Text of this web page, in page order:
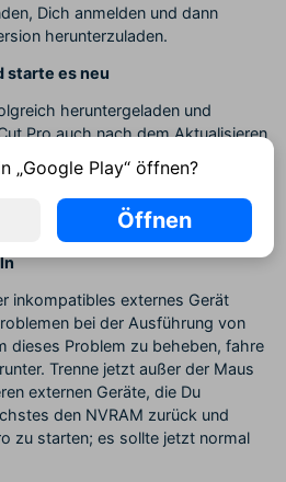
Dich anmelden und dann
herunterzuladen.
starte es neu
heruntergeladen und
Pro auch nach dem Aktualisieren
kannst, liegt wahrscheinlich eine
vor. Versuche zunächst, Dein
prüfe dann, ob Du es jetzt starten
inkompatibles externes Gerät
bei der Ausführung von
dieses Problem zu beheben, fahre
Trenne jetzt außer der Maus
externen Geräte, die Du
den NVRAM zurück und
zu starten; es sollte jetzt normal
„Google Play“ öffnen?
Öffnen